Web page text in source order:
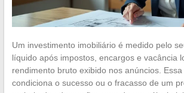
Um investimento imobiliário é medido pelo
líquido após impostos, encargos e vacância
rendimento bruto exibido nos anúncios. Essa
condiciona o sucesso ou o fracasso de um